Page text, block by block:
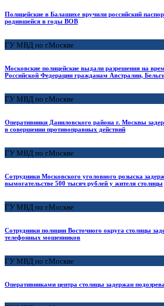
Полицейские в Балашихе вручили российский
родившейся в годы ВОВ
ГУ МВД по г.Москве
Московские полицейские выдали разрешения на
Российской Федерации гражданам Австралии,
ГУ МВД по г.Москве
Оперативники Даниловского района г. Москвы
в совершении противоправных действий
ГУ МВД по г.Москве
Сотрудники Московского уголовного розыска
вымогательстве 500 тысяч рублей у жителя столицы
ГУ МВД по г.Москве
Сотрудники полиции Восточного округа столицы
телефонных мошенников
ГУ МВД по г.Москве
Оперативниками центра столицы задержан